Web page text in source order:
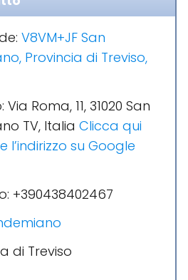
V8VM+JF San
Provincia di Treviso,
Via Roma, 11, 31020 San
TV, Italia Clicca qui
l’indirizzo su Google
+390438402467
di Treviso